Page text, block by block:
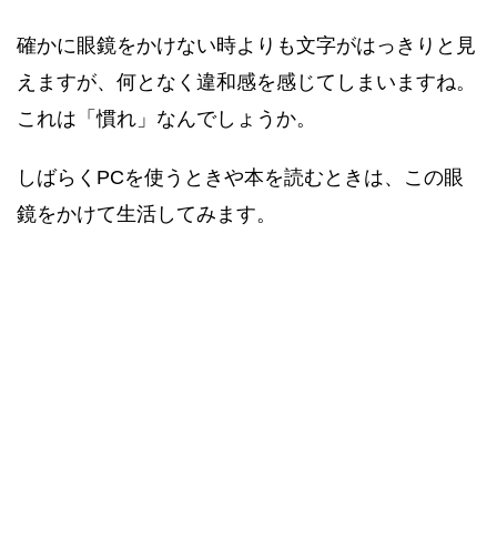
確かに眼鏡をかけない時よりも文字がはっきりと見
えますが、何となく違和感を感じてしまいますね。
これは「慣れ」なんでしょうか。
しばらくPCを使うときや本を読むときは、この眼
鏡をかけて生活してみます。